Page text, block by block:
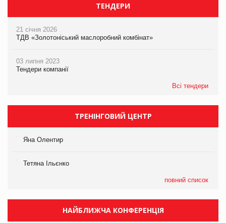
ТЕНДЕРИ
21 січня 2026
ТДВ «Золотоніський маслоробний комбінат»
03 липня 2023
Тендери компанії
Всі тендери
ТРЕНІНГОВИЙ ЦЕНТР
Яна Олентир
Тетяна Ільєнко
повний список
НАЙБЛИЖЧА КОНФЕРЕНЦІЯ